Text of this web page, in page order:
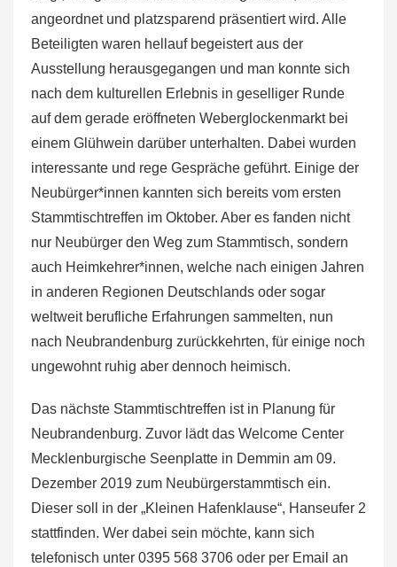
angeordnet und platzsparend präsentiert wird. Alle
Beteiligten waren hellauf begeistert aus der
Ausstellung herausgegangen und man konnte sich
nach dem kulturellen Erlebnis in geselliger Runde
auf dem gerade eröffneten Weberglockenmarkt bei
einem Glühwein darüber unterhalten. Dabei wurden
interessante und rege Gespräche geführt. Einige der
Neubürger*innen kannten sich bereits vom ersten
Stammtischtreffen im Oktober. Aber es fanden nicht
nur Neubürger den Weg zum Stammtisch, sondern
auch Heimkehrer*innen, welche nach einigen Jahren
in anderen Regionen Deutschlands oder sogar
weltweit berufliche Erfahrungen sammelten, nun
nach Neubrandenburg zurückkehrten, für einige noch
ungewohnt ruhig aber dennoch heimisch.
Das nächste Stammtischtreffen ist in Planung für
Neubrandenburg. Zuvor lädt das Welcome Center
Mecklenburgische Seenplatte in Demmin am 09.
Dezember 2019 zum Neubürgerstammtisch ein.
Dieser soll in der „Kleinen Hafenklause“, Hanseufer 2
stattfinden. Wer dabei sein möchte, kann sich
telefonisch unter 0395 568 3706 oder per Email an